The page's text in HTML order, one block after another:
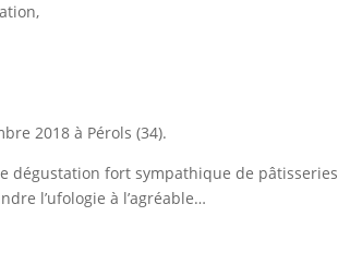
2018 à Pérols (34).
dégustation fort sympathique de pâtisseries
l’ufologie à l’agréable…